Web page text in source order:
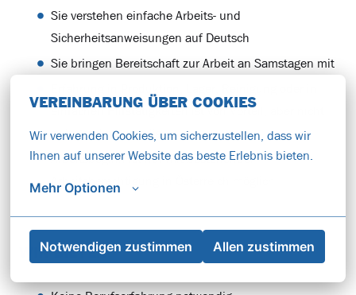
VEREINBARUNG ÜBER COOKIES
Wir verwenden Cookies, um sicherzustellen, dass wir
Ihnen auf unserer Website das beste Erlebnis bieten.
Mehr Optionen
Notwendigen zustimmen Allen zustimmen
Sie verstehen einfache Arbeits- und
Sicherheitsanweisungen auf Deutsch
Sie bringen Bereitschaft zur Arbeit an Samstagen mit
einfachen Hilfstätigkeiten ist von Vorteil, aber nicht
zwingend notwendig
Arbeitsbeginn ist nur mit bestehender
Arbeitsberechtigung in Österreich möglich
WIR BIETEN